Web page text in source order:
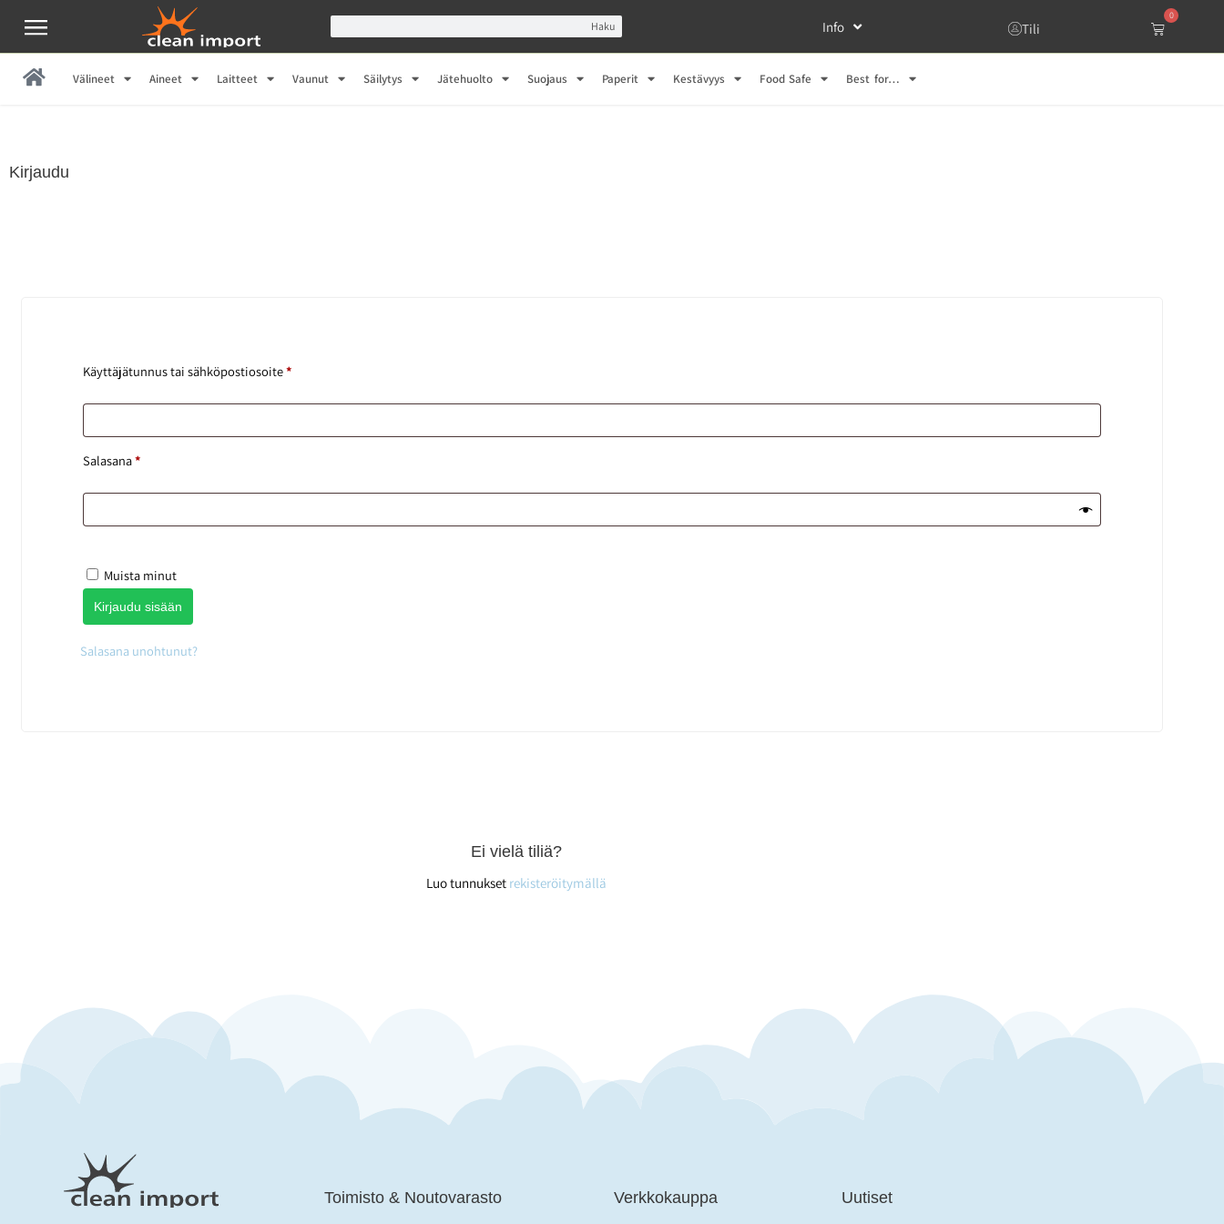
Haku Info Tili
0
Välineet Aineet Laitteet Vaunut Säilytys Jätehuolto Suojaus Paperit Kestävyys Food Safe Best for…
Kirjaudu
Käyttäjätunnus tai sähköpostiosoite*
Salasana*
Muista minut
Kirjaudu sisään
Salasana unohtunut?
Ei vielä tiliä?
Luo tunnukset rekisteröitymällä
Toimisto & Noutovarasto Verkkokauppa Uutiset